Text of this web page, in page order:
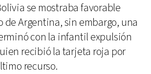
se mostraba favorable
de Argentina, sin embargo, una
con la infantil expulsión
recibió la tarjeta roja por
recurso.